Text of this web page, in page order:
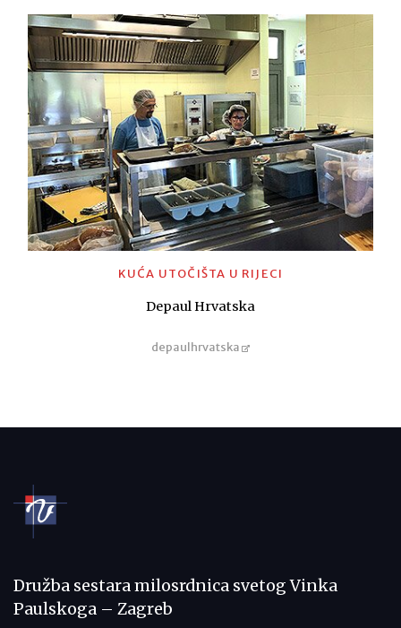
KUĆA UTOČIŠTA U RIJECI
Depaul Hrvatska
depaulhrvatska
Družba sestara milosrdnica svetog Vinka
Paulskoga – Zagreb